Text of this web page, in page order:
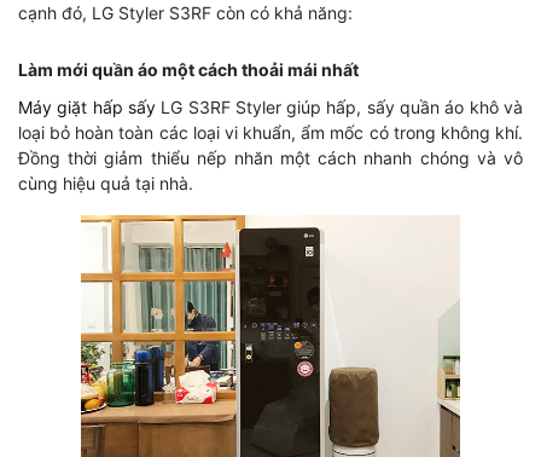
cạnh đó, LG Styler S3RF còn có khả năng:
Làm mới quần áo một cách thoải mái nhất
Máy giặt hấp sấyLG S3RF Styler giúp hấp, sấy quần áo khô và
loại bỏ hoàn toàn các loại vi khuẩn, ẩm mốc có trong không khí.
Đồng thời giảm thiểu nếp nhăn một cách nhanh chóng và vô
cùng hiệu quả tại nhà.